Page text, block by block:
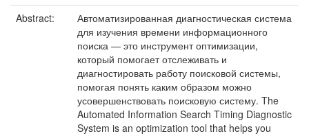
Abstract:
Автоматизированная диагностическая система
для изучения времени информационного
поиска — это инструмент оптимизации,
который помогает отслеживать и
диагностировать работу поисковой системы,
помогая понять каким образом можно
усовершенствовать поисковую систему. The
Automated Information Search Timing Diagnostic
System is an optimization tool that helps you